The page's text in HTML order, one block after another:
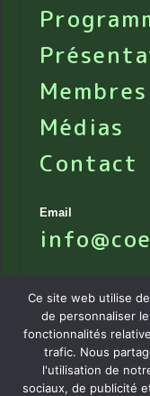
Membres
Médias
Contact
Email
Ce site web utilise
de personnaliser
fonctionnalités
trafic. Nous
l'utilisation de
sociaux, de publicité